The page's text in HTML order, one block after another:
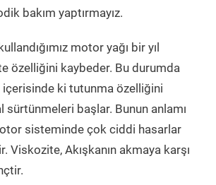
bakım yaptırmayız.
motor yağı bir yıl
özelliğini kaybeder. Bu durumda
ki tutunma özelliğini
sürtünmeleri başlar. Bunun anlamı
sisteminde çok ciddi hasarlar
Viskozite, Akışkanın akmaya karşı